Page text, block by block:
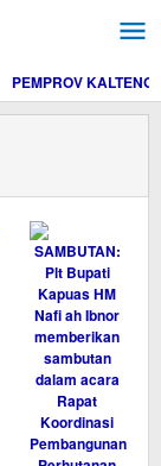
PEMPROV KALTENG